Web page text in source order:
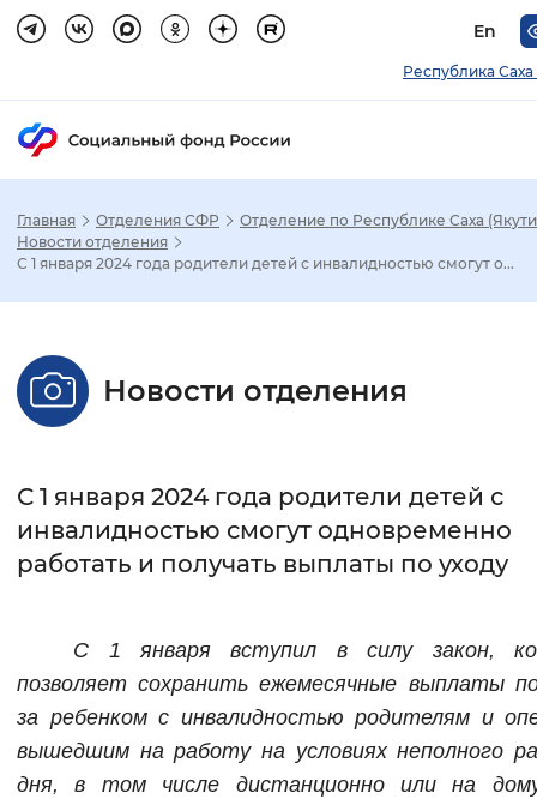
En
Республика Саха
Настройка режима отображения
Стандартный Увеличенный
Интервал между буквами
Цвет сайта
Монохромный
Синий фон
Главная Отделения СФР
Отделение по Республике Саха
Новости отделения
С 1 января 2024 года родители детей с инвалидностью смогут о...
Новости отделения
С 1 января 2024 года родители детей с
инвалидностью смогут одновременно
работать и получать выплаты по уходу
С 1 января вступил в силу закон,
позволяет сохранить ежемесячные выплаты
за ребенком с инвалидностью родителям и
вышедшим на работу на условиях неполного
дня, в том числе дистанционно или на